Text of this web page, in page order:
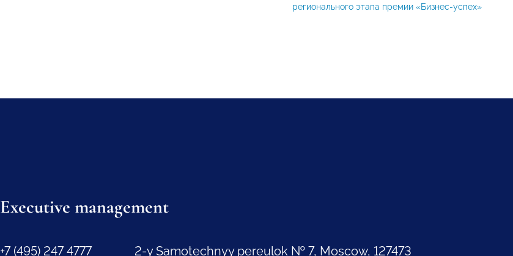
регионального этапа премии «Бизнес-успех»
Executive management
+7 (495) 247 4777
2-y Samotechnyy pereulok № 7, Moscow, 127473